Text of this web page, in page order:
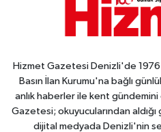
Hizmet Gazetesi Denizli'de 1976
Basın İlan Kurumu'na bağlı
anlık haberler ile kent
Gazetesi; okuyucularından aldığı
dijital medyada Denizli'nin